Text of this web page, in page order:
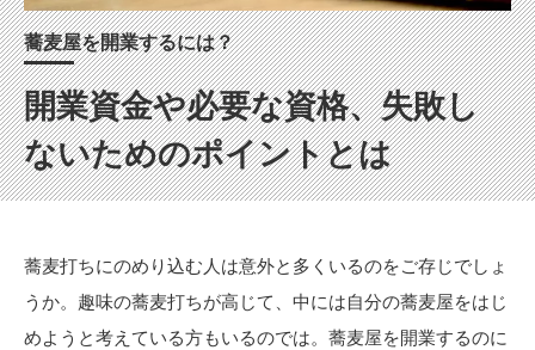
蕎麦屋を開業するには？
開業資金や必要な資格、失敗し
ないためのポイントとは
蕎麦打ちにのめり込む人は意外と多くいるのをご存じでしょ
うか。趣味の蕎麦打ちが高じて、中には自分の蕎麦屋をはじ
めようと考えている方もいるのでは。蕎麦屋を開業するのに